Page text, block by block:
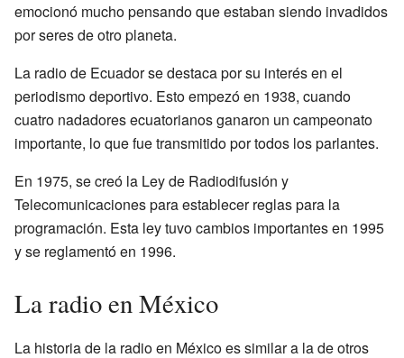
emocionó mucho pensando que estaban siendo invadidos
por seres de otro planeta.
La radio de Ecuador se destaca por su interés en el
periodismo deportivo. Esto empezó en 1938, cuando
cuatro nadadores ecuatorianos ganaron un campeonato
importante, lo que fue transmitido por todos los parlantes.
En 1975, se creó la Ley de Radiodifusión y
Telecomunicaciones para establecer reglas para la
programación. Esta ley tuvo cambios importantes en 1995
y se reglamentó en 1996.
La radio en México
La historia de la radio en México es similar a la de otros